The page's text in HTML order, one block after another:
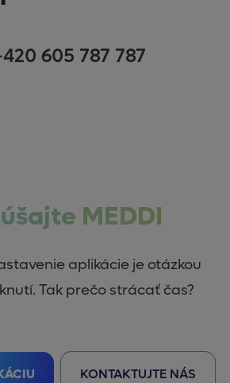
605 787 787
MEDDI
aplikácie je otázkou
Tak prečo strácať čas?
KONTAKTUJTE NÁS